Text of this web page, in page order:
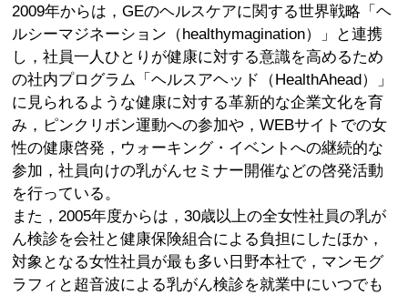
2009年からは，GEのヘルスケアに関する世界戦略「ヘ
ルシーマジネーション（healthymagination）」と連携
し，社員一人ひとりが健康に対する意識を高めるため
の社内プログラム「ヘルスアヘッド（HealthAhead）」
に見られるような健康に対する革新的な企業文化を育
み，ピンクリボン運動への参加や，WEBサイトでの女
性の健康啓発，ウォーキング・イベントへの継続的な
参加，社員向けの乳がんセミナー開催などの啓発活動
を行っている。
また，2005年度からは，30歳以上の全女性社員の乳が
ん検診を会社と健康保険組合による負担にしたほか，
対象となる女性社員が最も多い日野本社で，マンモグ
ラフィと超音波による乳がん検診を就業中にいつでも